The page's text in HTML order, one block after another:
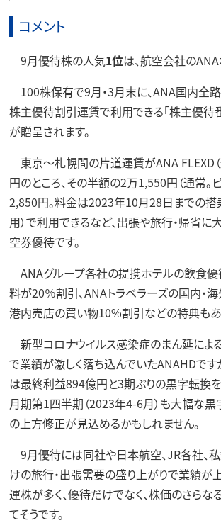
コメント
9月優待株の人気1位は、航空会社のANA
100株保有で9月・3月末に、ANA国内全
株主優待割引運賃で利用できる「株主優待
が贈呈されます。
東京～札幌間の片道運賃がANA FLEXD
円のところ、その半額の2万1,550円（通常。
2,850円。料金は2023年10月28日までの搭
用）で利用できるなど、出張や旅行・帰省に
空券優待です。
ANAグループ各社の提携ホテルの飲食優
料が20％割引、ANAトラベラーズの国内・
港内売店の買い物10%割引などの特典もあ
新型コロナウイルス感染症のまん延によ
で業績が激しく落ち込んでいたANAHDです
は最終利益894億円と3期ぶりの黒字転換
月期第1四半期（2023年4-6月）も大幅な黒
の上方修正が見込めるかもしれません。
9月優待には同社や日本航空、JR各社、
けの旅行・出張需要の盛り上がりで業績が
運株が多く、優待だけでなく、株価のさら
てそうです。